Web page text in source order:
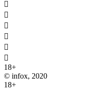






18+
© infox, 2020
18+